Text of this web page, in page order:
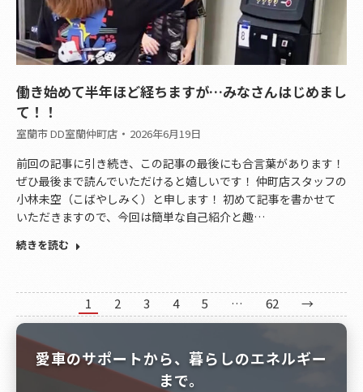
働き始めて半年ほど経ちますが…みなさんはじめまし
て！！
室蘭市 DD室蘭仲町店 2026年6月19日
前回の記事に引き続き、この記事の最後にも合言葉があります！
ぜひ最後まで読んでいただけると嬉しいです！ 仲町店スタッフの
小林未空（こばやしみく）と申します！ 初めて記事を書かせて
いただきますので、今回は簡単な自己紹介と趣…
続きを読む
1 2 3 4 5 … 62 →
愛車のサポートから、暮らしのエネルギー
まで。